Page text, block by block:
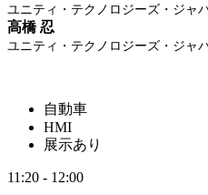
ユニティ・テクノロジーズ・ジャ
高橋 忍
ユニティ・テクノロジーズ・ジャ
自動車
HMI
展示あり
11:20 - 12:00